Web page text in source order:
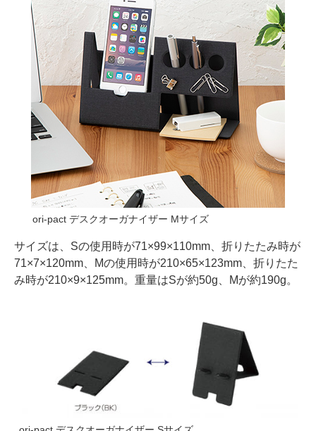
ori-pact デスクオーガナイザー Mサイズ
サイズは、Sの使用時が71×99×110mm、折りたたみ時が
71×7×120mm、Mの使用時が210×65×123mm、折りたた
み時が210×9×125mm。重量はSが約50g、Mが約190g。